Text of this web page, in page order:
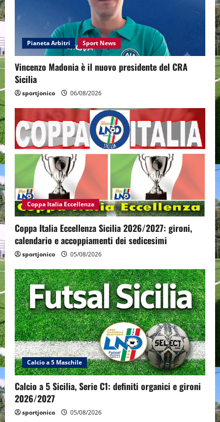
Pianeta Arbitri Sport News
Vincenzo Madonia è il nuovo presidente del CRA
Sicilia
sportjonico 06/08/2026
Coppa Italia Eccellenza
Coppa Italia Eccellenza Sicilia 2026/2027: gironi,
calendario e accoppiamenti dei sedicesimi
sportjonico 05/08/2026
Calcio a 5 Maschile
Calcio a 5 Sicilia, Serie C1: definiti organici e gironi
2026/2027
sportjonico 05/08/2026